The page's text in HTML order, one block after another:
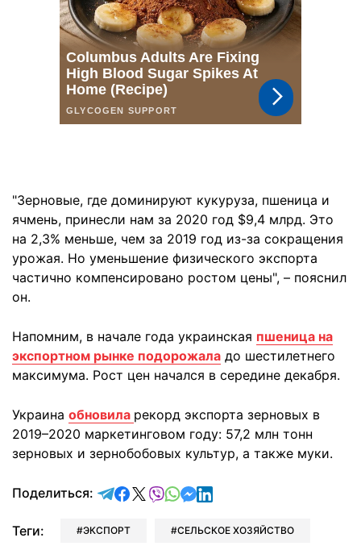
"Зерновые, где доминируют кукуруза, пшеница и
ячмень, принесли нам за 2020 год $9,4 млрд. Это
на 2,3% меньше, чем за 2019 год из-за сокращения
урожая. Но уменьшение физического экспорта
частично компенсировано ростом цены", – пояснил
он.
Напомним, в начале года украинская пшеница на
экспортном рынке подорожала до шестилетнего
максимума. Рост цен начался в середине декабря.
Украина обновила рекорд экспорта зерновых в
2019–2020 маркетинговом году: 57,2 млн тонн
зерновых и зернобобовых культур, а также муки.
Поделиться: отправить в Telegram
поделиться в Facebook
поделиться в X
отправить в Viber
отправить в Whatsapp
отправить в Messenger
отправить в LinkedIn
Теги: ЭКСПОРТ СЕЛЬСКОЕ ХОЗЯЙСТВО